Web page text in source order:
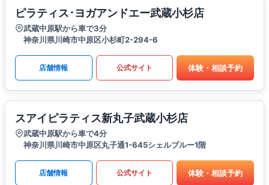
ピラティス･ヨガアンドエー武蔵小杉店
武蔵中原駅から車で3分
神奈川県川崎市中原区小杉町2-294-6
店舗情報 公式サイト 体験・相談予約
スアイピラティス新丸子武蔵小杉店
武蔵中原駅から車で4分
神奈川県川崎市中原区丸子通1-645シェルブルー1階
店舗情報 公式サイト 体験・相談予約